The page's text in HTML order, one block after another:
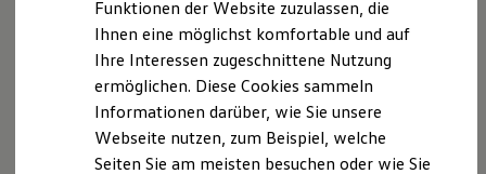
Für Privatkunden
Für Gewerbekunden
Leasing
Für Privatkunden
Für Gewerbekunden
Versicherungen & Garantien
Garantien
Kfz-Versicherung für Nutzfahrzeuge
Restschuldversicherung
Nutzungsbedingungen
Datenschutzerklärungen
Cookie-Richtlinie
Lizenzhinweise Dritter
Angaben zum Digital Service Act (DSA)
EU Data Act
Funktionen der Website zuzulassen, die
Ihnen eine möglichst komfortable und auf
Ihre Interessen zugeschnittene Nutzung
ermöglichen. Diese Cookies sammeln
Informationen darüber, wie Sie unsere
Webseite nutzen, zum Beispiel, welche
Seiten Sie am meisten besuchen oder wie Sie